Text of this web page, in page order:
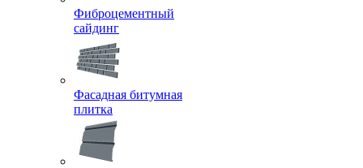
Фиброцементный
сайдинг
Фасадная битумная
плитка